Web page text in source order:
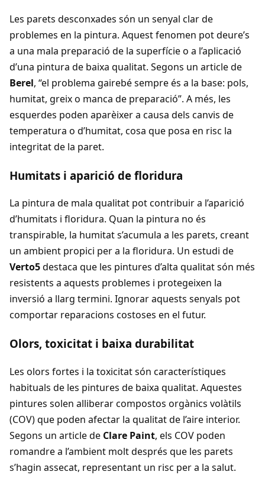
Les parets desconxades són un senyal clar de
problemes en la pintura. Aquest fenomen pot deure’s
a una mala preparació de la superfície o a l’aplicació
d’una pintura de baixa qualitat. Segons un article de
Berel, “el problema gairebé sempre és a la base: pols,
humitat, greix o manca de preparació”. A més, les
esquerdes poden aparèixer a causa dels canvis de
temperatura o d’humitat, cosa que posa en risc la
integritat de la paret.
Humitats i aparició de floridura
La pintura de mala qualitat pot contribuir a l’aparició
d’humitats i floridura. Quan la pintura no és
transpirable, la humitat s’acumula a les parets, creant
un ambient propici per a la floridura. Un estudi de
Verto5destaca que les pintures d’alta qualitat són més
resistents a aquests problemes i protegeixen la
inversió a llarg termini. Ignorar aquests senyals pot
comportar reparacions costoses en el futur.
Olors, toxicitat i baixa durabilitat
Les olors fortes i la toxicitat són característiques
habituals de les pintures de baixa qualitat. Aquestes
pintures solen alliberar compostos orgànics volàtils
(COV) que poden afectar la qualitat de l’aire interior.
Segons un article de Clare Paint, els COV poden
romandre a l’ambient molt després que les parets
s’hagin assecat, representant un risc per a la salut.